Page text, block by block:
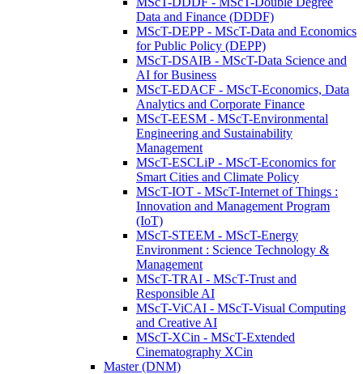
Data and Finance (DDDF)
MScT-DEPP - MScT-Data and Economics
for Public Policy (DEPP)
MScT-DSAIB - MScT-Data Science and
AI for Business
MScT-EDACF - MScT-Economics, Data
Analytics and Corporate Finance
MScT-EESM - MScT-Environmental
Engineering and Sustainability
Management
MScT-ESCLiP - MScT-Economics for
Smart Cities and Climate Policy
MScT-IOT - MScT-Internet of Things :
Innovation and Management Program
(IoT)
MScT-STEEM - MScT-Energy
Environment : Science Technology &
Management
MScT-TRAI - MScT-Trust and
Responsible AI
MScT-ViCAI - MScT-Visual Computing
and Creative AI
MScT-XCin - MScT-Extended
Cinematography XCin
Master (DNM)